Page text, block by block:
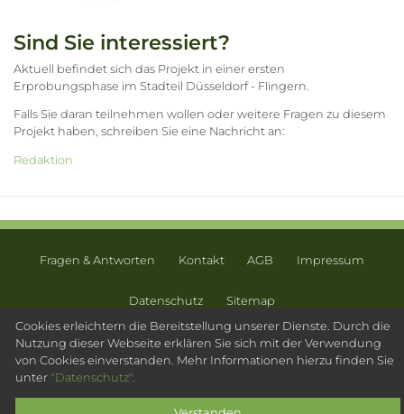
Sind Sie interessiert?
Aktuell befindet sich das Projekt in einer ersten
Erprobungsphase im Stadteil Düsseldorf - Flingern.
Falls Sie daran teilnehmen wollen oder weitere Fragen zu diesem
Projekt haben, schreiben Sie eine Nachricht an:
Redaktion
Fragen & Antworten Kontakt AGB Impressum
Datenschutz Sitemap
© 2003 - 2026 Psychotherapeutensuche.de - PsyOS GmbH
Cookies erleichtern die Bereitstellung unserer Dienste. Durch die
Nutzung dieser Webseite erklären Sie sich mit der Verwendung
von Cookies einverstanden. Mehr Informationen hierzu finden Sie
unter "Datenschutz".